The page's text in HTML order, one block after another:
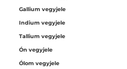
Gallium vegyjele
Indium vegyjele
Tallium vegyjele
Ón vegyjele
Ólom vegyjele